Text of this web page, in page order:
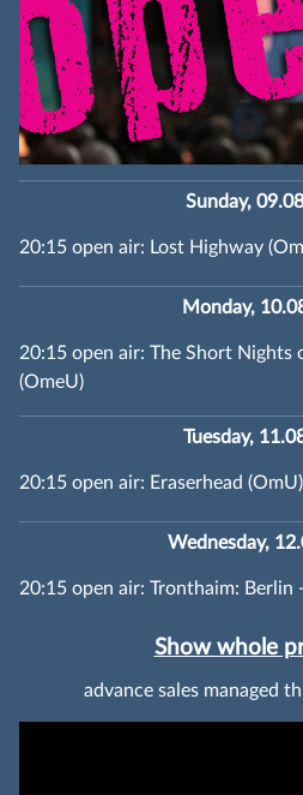
Sunday,
20:15 open air: Lost Highway
Monday,
20:15 open air: The Short Nights
(OmeU)
Tuesday,
20:15 open air: Eraserhead (OmU)
Wednesday,
20:15 open air: Tronthaim: Berlin
Show whole
advance sales managed